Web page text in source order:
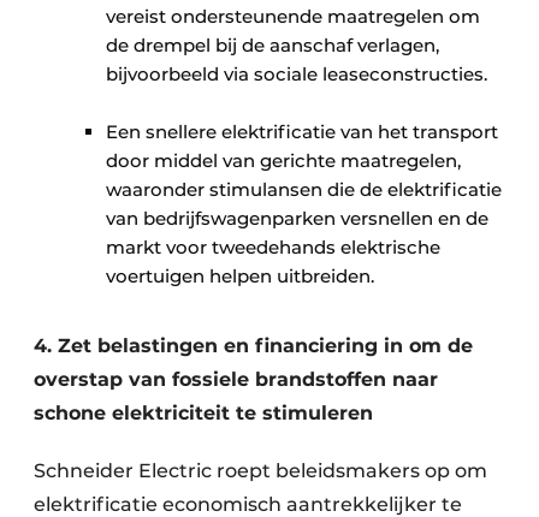
vereist ondersteunende maatregelen om
de drempel bij de aanschaf verlagen,
bijvoorbeeld via sociale leaseconstructies. ​
Een snellere elektrificatie van het transport
door middel van gerichte maatregelen,
waaronder stimulansen die de elektrificatie
van bedrijfswagenparken versnellen en de
markt voor tweedehands elektrische
voertuigen helpen uitbreiden.
4. Zet belastingen en financiering in om de
overstap van fossiele brandstoffen naar
schone elektriciteit te stimuleren
Schneider Electric roept beleidsmakers op om
elektrificatie economisch aantrekkelijker te